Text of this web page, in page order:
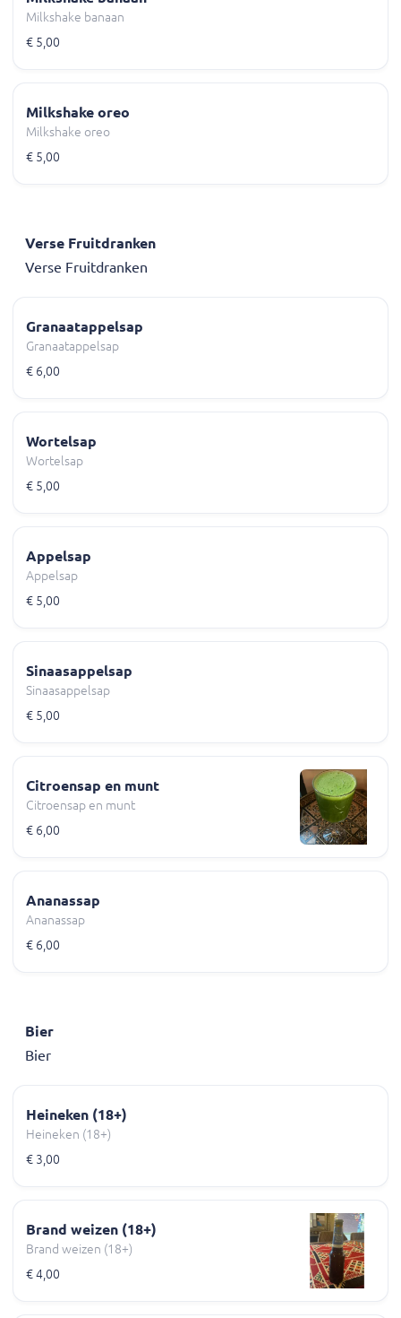
Milkshake banaan
€ 5,00
Milkshake oreo
Milkshake oreo
€ 5,00
Verse Fruitdranken
Verse Fruitdranken
Granaatappelsap
Granaatappelsap
€ 6,00
Wortelsap
Wortelsap
€ 5,00
Appelsap
Appelsap
€ 5,00
Sinaasappelsap
Sinaasappelsap
€ 5,00
Citroensap en munt
Citroensap en munt
€ 6,00
Ananassap
Ananassap
€ 6,00
Bier
Bier
Heineken (18+)
Heineken (18+)
€ 3,00
Brand weizen (18+)
Brand weizen (18+)
€ 4,00